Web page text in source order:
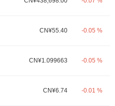
CN¥55.40 -0.05 %
CN¥1.099663 -0.05 %
CN¥6.74 -0.01 %